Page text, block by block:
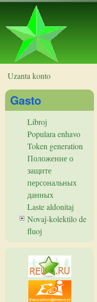
Vi estas ĉi tie
Uzanta konto
Gasto
Libroj
Populara enhavo
Token generation
Положение о
защите
персональных
данных
Laste aldonitaj
Novaĵ-kolektilo de
fluoj